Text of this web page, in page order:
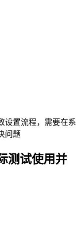
设置流程，需要在系
问题
测试使用并